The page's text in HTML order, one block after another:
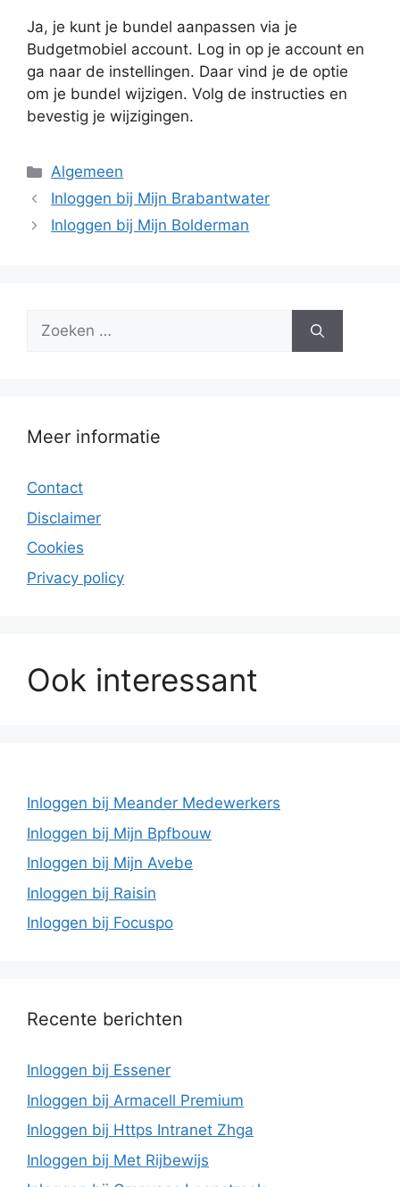
Ja, je kunt je bundel aanpassen via je
Budgetmobiel account. Log in op je account en
ga naar de instellingen. Daar vind je de optie
om je bundel wijzigen. Volg de instructies en
bevestig je wijzigingen.
Categorieën
Algemeen
Inloggen bij Mijn Brabantwater
Inloggen bij Mijn Bolderman
Zoek
Meer informatie
Contact
Disclaimer
Cookies
Privacy policy
Ook interessant
Inloggen bij Meander Medewerkers
Inloggen bij Mijn Bpfbouw
Inloggen bij Mijn Avebe
Inloggen bij Raisin
Inloggen bij Focuspo
Recente berichten
Inloggen bij Essener
Inloggen bij Armacell Premium
Inloggen bij Https Intranet Zhga
Inloggen bij Met Rijbewijs